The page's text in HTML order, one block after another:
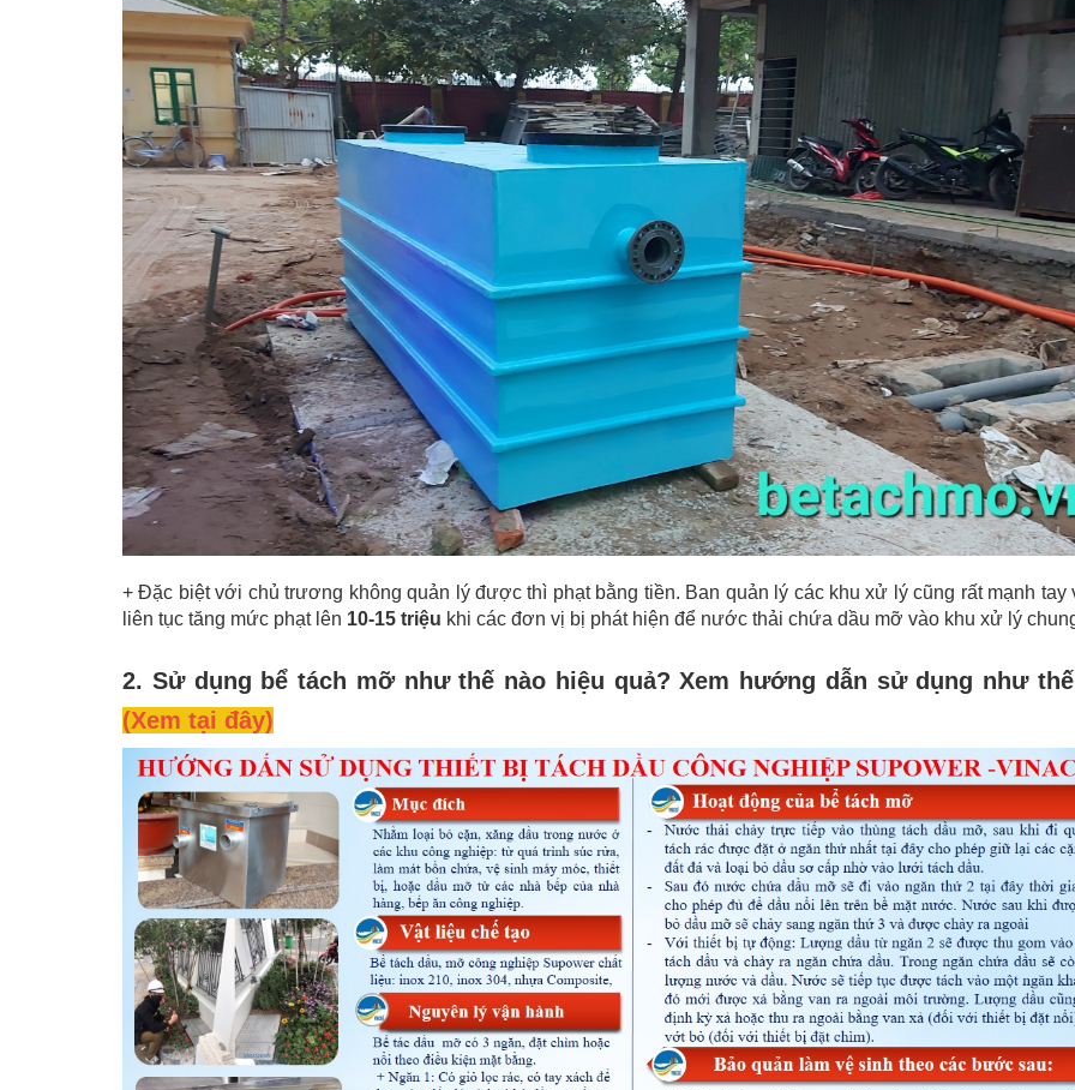
+ Đặc biệt với chủ trương không quản lý được thì phạt bằng tiền. Ban quản lý các khu xử lý cũng rất mạnh tay
liên tục tăng mức phạt lên 10-15 triệu khi các đơn vị bị phát hiện để nước thải chứa dầu mỡ vào khu xử lý
2. Sử dụng bể tách mỡ như thế nào hiệu quả? Xem hướng dẫn sử dụng như
(Xem tại đây)